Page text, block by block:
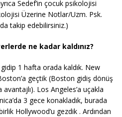
Sedef’in çocuk psikolojisi
Üzerine Notlar/Uzm. Psk.
takip edebilirsiniz.)
ne kadar kaldınız?
1 hafta orada kaldık. New
geçtik (Boston gidiş dönüş
Los Angeles’a uçakla
3 gece konakladık, burada
Hollywood’u gezdik . Ardından